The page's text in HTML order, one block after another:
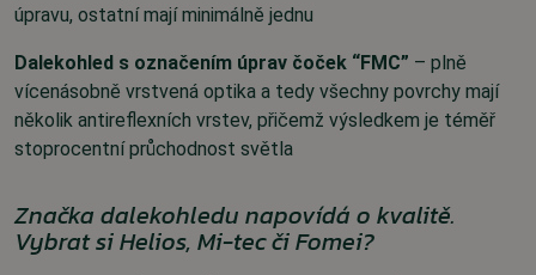
úpravu, ostatní mají minimálně jednu
Dalekohled s označením úprav čoček “FMC” – plně
vícenásobně vrstvená optika a tedy všechny povrchy mají
několik antireflexních vrstev, přičemž výsledkem je téměř
stoprocentní průchodnost světla
Značka dalekohledu napovídá o kvalitě.
Vybrat si Helios, Mi-tec či Fomei?